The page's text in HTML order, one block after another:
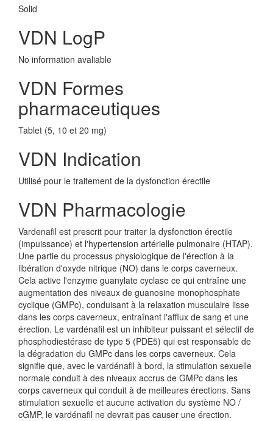
Solid
VDN LogP
No information avaliable
VDN Formes
pharmaceutiques
Tablet (5, 10 et 20 mg)
VDN Indication
Utilisé pour le traitement de la dysfonction érectile
VDN Pharmacologie
Vardenafil est prescrit pour traiter la dysfonction érectile
(impuissance) et l'hypertension artérielle pulmonaire (HTAP).
Une partie du processus physiologique de l'érection à la
libération d'oxyde nitrique (NO) dans le corps caverneux.
Cela active l'enzyme guanylate cyclase ce qui entraîne une
augmentation des niveaux de guanosine monophosphate
cyclique (GMPc), conduisant à la relaxation musculaire lisse
dans les corps caverneux, entraînant l'afflux de sang et une
érection. Le vardénafil est un inhibiteur puissant et sélectif de
phosphodiestérase de type 5 (PDE5) qui est responsable de
la dégradation du GMPc dans les corps caverneux. Cela
signifie que, avec le vardénafil à bord, la stimulation sexuelle
normale conduit à des niveaux accrus de GMPc dans les
corps caverneux qui conduit à de meilleures érections. Sans
stimulation sexuelle et aucune activation du système NO /
cGMP, le vardénafil ne devrait pas causer une érection.